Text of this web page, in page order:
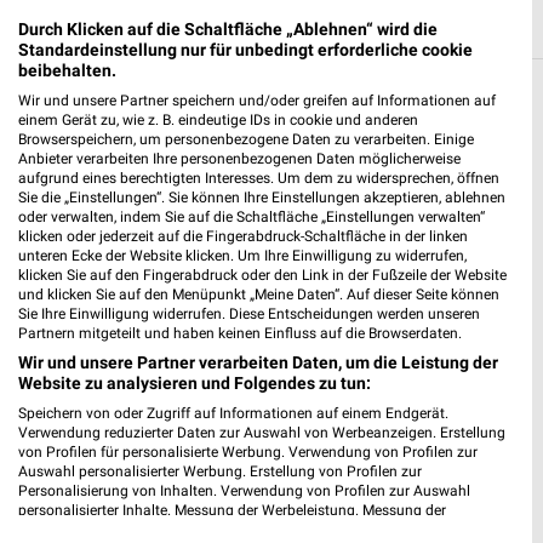
Weitere Kik Geschäfte mit Angeboten in und
um Bünde
5 Geschäfte und Orte
Kik Angebote in Kirchlengern
Kirchlengern, Deutschland
325,57 km
Kik Angebote in Hiddenhausen City
Hiddenhausen City, Deutschland
326,02 km
Durch Klicken auf die Schaltfläche „Ablehnen“ wird die
Standardeinstellung nur für unbedingt erforderliche cookie
beibehalten.
Wir und unsere Partner speichern und/oder greifen auf Informationen auf
einem Gerät zu, wie z. B. eindeutige IDs in cookie und anderen
Browserspeichern, um personenbezogene Daten zu verarbeiten. Einige
Anbieter verarbeiten Ihre personenbezogenen Daten möglicherweise
aufgrund eines berechtigten Interesses. Um dem zu widersprechen, öffnen
Sie die „Einstellungen“. Sie können Ihre Einstellungen akzeptieren, ablehnen
oder verwalten, indem Sie auf die Schaltfläche „Einstellungen verwalten“
klicken oder jederzeit auf die Fingerabdruck-Schaltfläche in der linken
unteren Ecke der Website klicken. Um Ihre Einwilligung zu widerrufen,
klicken Sie auf den Fingerabdruck oder den Link in der Fußzeile der Website
und klicken Sie auf den Menüpunkt „Meine Daten“. Auf dieser Seite können
Sie Ihre Einwilligung widerrufen. Diese Entscheidungen werden unseren
Partnern mitgeteilt und haben keinen Einfluss auf die Browserdaten.
Wir und unsere Partner verarbeiten Daten, um die Leistung der
Website zu analysieren und Folgendes zu tun:
Speichern von oder Zugriff auf Informationen auf einem Endgerät.
Verwendung reduzierter Daten zur Auswahl von Werbeanzeigen. Erstellung
von Profilen für personalisierte Werbung. Verwendung von Profilen zur
Auswahl personalisierter Werbung. Erstellung von Profilen zur
Personalisierung von Inhalten. Verwendung von Profilen zur Auswahl
personalisierter Inhalte. Messung der Werbeleistung. Messung der